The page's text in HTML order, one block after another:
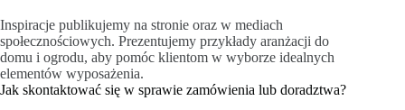
Inspiracje publikujemy na stronie oraz w mediach
społecznościowych. Prezentujemy przykłady aranżacji do
domu i ogrodu, aby pomóc klientom w wyborze idealnych
elementów wyposażenia.
Jak skontaktować się w sprawie zamówienia lub doradztwa?